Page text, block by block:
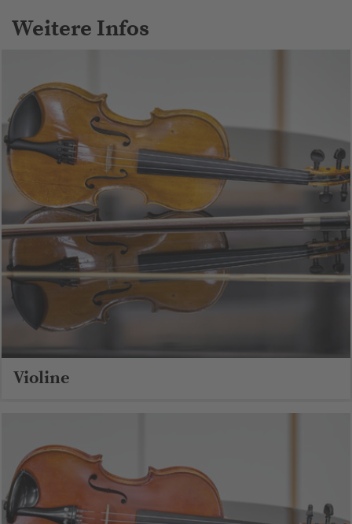
Weitere Infos
Violine